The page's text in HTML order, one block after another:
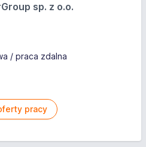
sp. z o.o.
/ praca zdalna
pracy